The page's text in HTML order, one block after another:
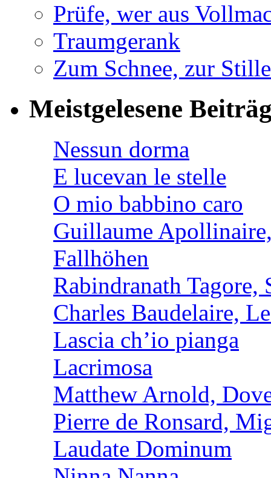
Prüfe, wer aus
Traumgerank
Zum Schnee, zur Stille
Meistgelesene
Nessun dorma
E lucevan le stelle
O mio babbino caro
Guillaume
Fallhöhen
Rabindranath
Charles Baudelaire,
Lascia ch’io pianga
Lacrimosa
Matthew Arnold,
Pierre de Ronsard,
Laudate Dominum